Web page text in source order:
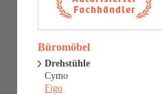
Büromöbel
Drehstühle
Cymo
Figo